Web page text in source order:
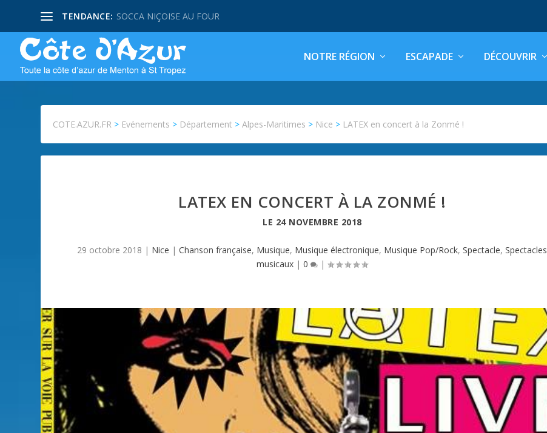
TENDANCE: SOCCA NIÇOISE AU FOUR
NOTRE RÉGION ESCAPADE DÉCOUVRIR
COTE.AZUR.FR > Evénements > Département >Alpes-Maritimes > Nice > LATEX en concert à la Zonmé !
LATEX EN CONCERT À LA ZONMÉ !
LE 24 NOVEMBRE 2018
29 octobre 2018 | Nice |Chanson française, Musique, Musique électronique, Musique Pop/Rock,Spectacle,Spectacles
musicaux |0 |